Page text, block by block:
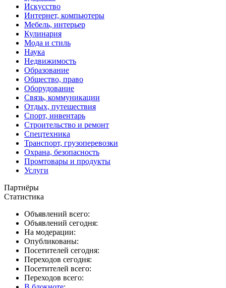
Искусство
Интернет, компьютеры
Мебель, интерьер
Кулинария
Мода и стиль
Наука
Недвижимость
Образование
Общество, право
Оборудование
Связь, коммуникации
Отдых, путешествия
Спорт, инвентарь
Строительство и ремонт
Спецтехника
Транспорт, грузоперевозки
Охрана, безопасность
Промтовары и продукты
Услуги
Партнёры
Статистика
Объявлений всего:
Объявлений сегодня:
На модерации:
Опубликованы:
Посетителей сегодня:
Переходов сегодня:
Посетителей всего:
Переходов всего: